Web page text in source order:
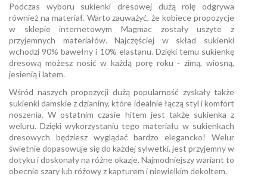
Podczas wyboru sukienki dresowej dużą rolę odgrywa
również na materiał. Warto zauważyć, że kobiece propozycje
w sklepie internetowym Magmac zostały uszyte z
przyjemnych materiałów. Najczęściej w skład sukienki
wchodzi 90% bawełny i 10% elastanu. Dzięki temu sukienkę
dresową możesz nosić w każdą porę roku - zimą, wiosną,
jesienią i latem.
Wśród naszych propozycji dużą popularność zyskały także
sukienki damskie z dzianiny, które idealnie łączą styl i komfort
noszenia. W ostatnim czasie hitem jest także sukienka z
weluru. Dzięki wykorzystaniu tego materiału w sukienkach
dresowych będziesz wyglądać bardzo elegancko! Welur
świetnie dopasowuje się do każdej sylwetki, jest przyjemny w
dotyku i doskonały na różne okazje. Najmodniejszy wariant to
obecnie szary lub różowy z kapturem i niewielkim dekoltem.